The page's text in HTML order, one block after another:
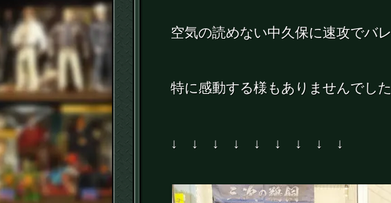
空気の読めない中久保に速攻でバレ
特に感動する様もありませんでした
↓ ↓ ↓ ↓ ↓ ↓ ↓ ↓ ↓